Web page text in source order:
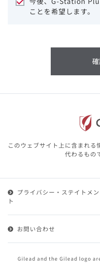
性、確実性、妥
利用することま
り生じる損害に
含む）の情報は
本サイト内の情
が行なうべきア
るものではあり
ている情報は、
1.会員とは、医療関係
ービスに登録を申し込
いいます。
けることができます。
ことを希望します。
このウェブサイト上に含まれ
代わるもの
Gilead and the Gilead logo
プライバシー・ステイトメン
ト
お問い合わせ